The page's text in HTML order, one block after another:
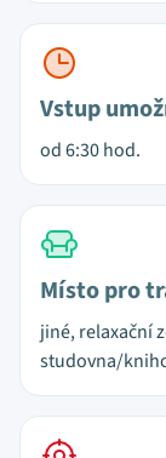
Vstup
od 6:30 hod.
Místo pro
jiné, relaxační
studovna/